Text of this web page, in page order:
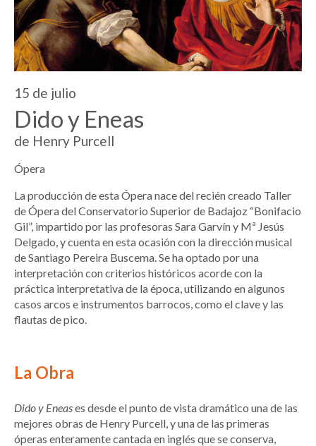
15 de julio
Dido y Eneas
de Henry Purcell
Ópera
La producción de esta Ópera nace del recién creado Taller
de Ópera del Conservatorio Superior de Badajoz “Bonifacio
Gil”, impartido por las profesoras Sara Garvín y Mª Jesús
Delgado, y cuenta en esta ocasión con la dirección musical
de Santiago Pereira Buscema. Se ha optado por una
interpretación con criterios históricos acorde con la
práctica interpretativa de la época, utilizando en algunos
casos arcos e instrumentos barrocos, como el clave y las
flautas de pico.
La Obra
Dido y Eneases desde el punto de vista dramático una de las
mejores obras de Henry Purcell, y una de las primeras
óperas enteramente cantada en inglés que se conserva,